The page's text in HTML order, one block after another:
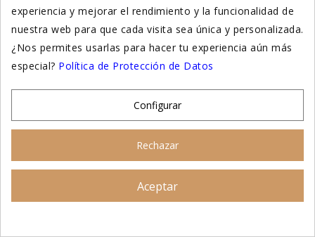
Se indica en casos crónicos, otitis medias
refractarias al tratamiento o con
pólipos/infección profunda.
🔴 Otitis interna: tratamiento
urgente y especializado
Es poco frecuente, pero muy grave.
Asesoramiento personalizado
experiencia y mejorar el rendimiento y la funcionalidad de
nuestra web para que cada visita sea única y personalizada.
¿Nos permites usarlas para hacer tu experiencia aún más
especial? Política de Protección de Datos
Configurar
Rechazar
Aceptar